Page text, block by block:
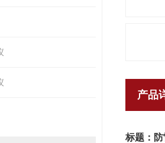
产品
标题：